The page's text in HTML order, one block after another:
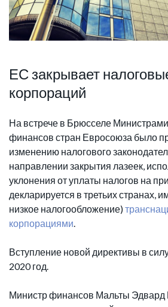
ЕС закрывает
корпораций
На встрече в Брюсселе
финансов стран Евросоюза было
изменению налогового
направлении закрытия лазеек,
уклонения от уплаты налогов на
декларируется в третьих странах,
низкое налогообложение)
корпорациями.
Вступление новой директивы в
2020 год.
Министр финансов Мальты Эдвард